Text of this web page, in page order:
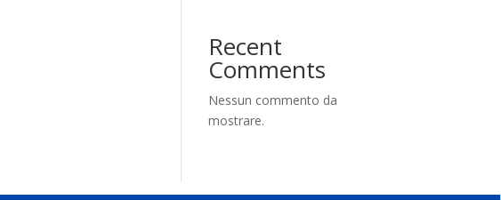
Recent
Comments
Nessun commento da
mostrare.